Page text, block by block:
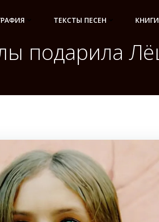
ТЕКСТЫ ПЕСЕН КНИГИ
подарила